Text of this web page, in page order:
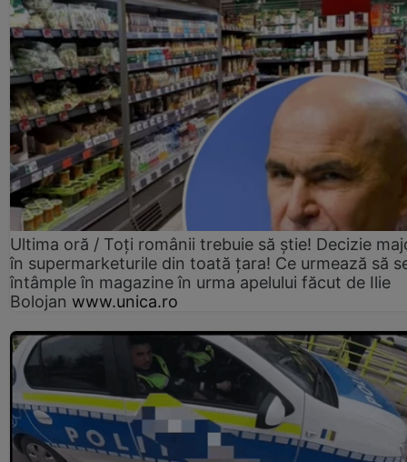
Ultima oră / Toți românii trebuie să știe! Decizie
în supermarketurile din toată țara! Ce urmează să
întâmple în magazine în urma apelului făcut de Ilie
Bolojan www.unica.ro